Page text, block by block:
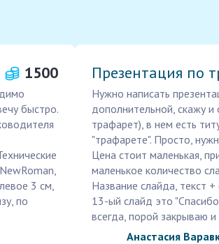
1500
быстро.
3 см,
по
Презентация по
Нужно написать
дополнительной, скажу и
трафарет), в нем есть
"трафарете". Просто,
Цена стоит маленькая,
маленькое количество
Название слайда, текст
13-ый слайд это
всегда, порой закрываю
Анастасия